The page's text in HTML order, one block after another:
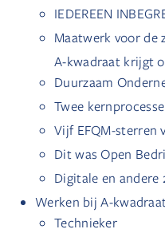
IEDEREEN
Maatwerk voor de
A-kwadraat krijgt
Duurzaam
Twee
Vijf EFQM-sterren
Dit was Open
Digitale en andere
Werken bij A-
Technieker